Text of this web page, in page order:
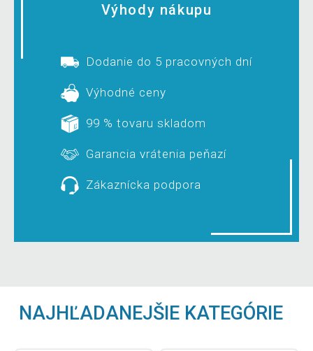
Výhody nákupu
Dodanie do 5 pracovných dní
Výhodné ceny
99 % tovaru skladom
Garancia vrátenia peňazí
Zákaznícka podpora
NAJHĽADANEJŠIE KATEGÓRIE